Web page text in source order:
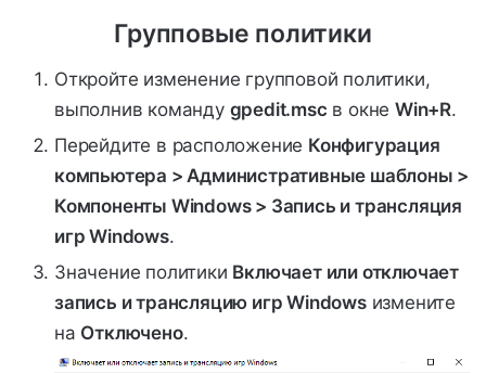
Групповые политики
Откройте изменение групповой политики,
выполнив команду gpedit.msc в окнеWin+R.
Перейдите в расположение Конфигурация
компьютера > Административные шаблоны >
Компоненты Windows > Запись и трансляция
игр Windows.
Значение политики Включает или отключает
запись и трансляцию игр Windowsизмените
на Отключено.